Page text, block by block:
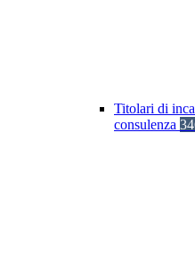
Titolari di
consulenza